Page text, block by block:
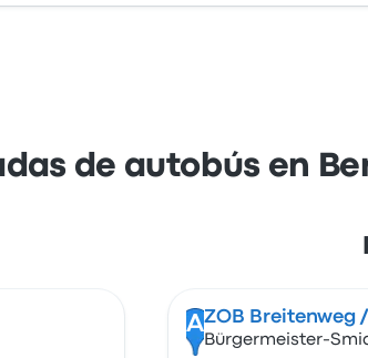
de autobús en
AZOB Breitenweg
Bürgermeister-